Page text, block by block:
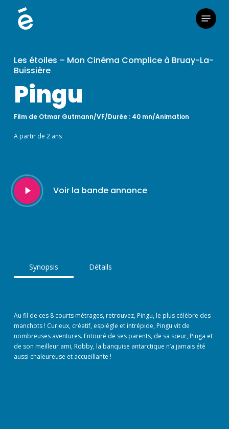
Menu
Les étoiles – Mon Cinéma Complice à Bruay-La-
Buissière
Pingu
Film de Otmar Gutmann/VF/Durée : 40 mn/Animation
A partir de 2 ans
Play
Video
Voir la bande annonce
Synopsis Détails
Au fil de ces 8 courts métrages, retrouvez, Pingu, le plus célèbre des
manchots ! Curieux, créatif, espiègle et intrépide, Pingu vit de
nombreuses aventures. Entouré de ses parents, de sa sœur, Pinga et
de son meilleur ami, Robby, la banquise antarctique n’a jamais été
aussi chaleureuse et accueillante !